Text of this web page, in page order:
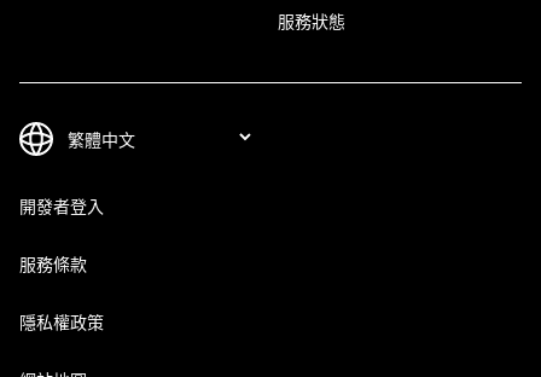
服務狀態
開發者登入
服務條款
隱私權政策